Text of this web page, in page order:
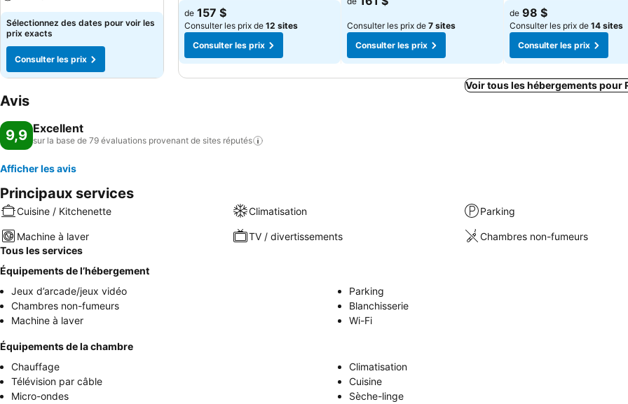
Sélectionnez des dates pour voir les
prix exacts
Consulter les prix
de 157 $
Consulter les prix de 12 sites
Consulter les prix
Consulter les prix de 7 sites
Consulter les prix
de 98 $
Consulter les prix de 14 sites
Consulter les prix
Voir tous les hébergements pour
Avis
9,9 Excellent
sur la base de 79 évaluations provenant de sites réputés
Afficher les avis
Principaux services
Cuisine / Kitchenette Climatisation Parking
Machine à laver TV / divertissements
Chambres non-fumeurs
Tous les services
Équipements de l’hébergement
Jeux d’arcade/jeux vidéo
Parking
Chambres non-fumeurs
Blanchisserie
Machine à laver
Wi-Fi
Équipements de la chambre
Chauffage
Climatisation
Télévision par câble
Cuisine
Micro-ondes
Sèche-linge